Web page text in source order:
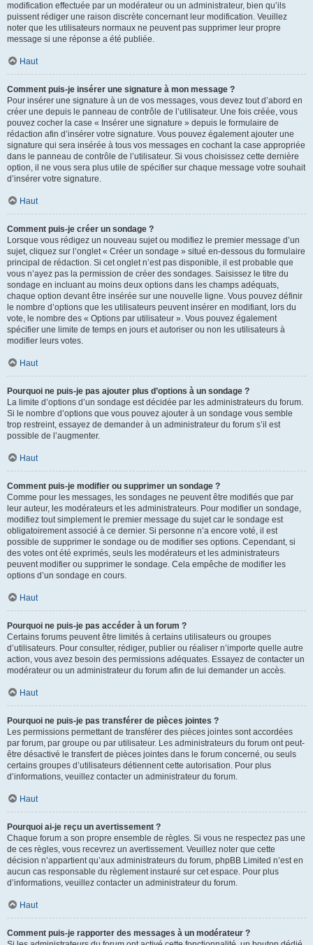
modification effectuée par un modérateur ou un administrateur, bien qu’ils
puissent rédiger une raison discrète concernant leur modification. Veuillez
noter que les utilisateurs normaux ne peuvent pas supprimer leur propre
message si une réponse a été publiée.
Haut
Comment puis-je insérer une signature à mon message ?
Pour insérer une signature à un de vos messages, vous devez tout d’abord en
créer une depuis le panneau de contrôle de l’utilisateur. Une fois créée, vous
pouvez cocher la case « Insérer une signature » depuis le formulaire de
rédaction afin d’insérer votre signature. Vous pouvez également ajouter une
signature qui sera insérée à tous vos messages en cochant la case appropriée
dans le panneau de contrôle de l’utilisateur. Si vous choisissez cette dernière
option, il ne vous sera plus utile de spécifier sur chaque message votre souhait
d’insérer votre signature.
Haut
Comment puis-je créer un sondage ?
Lorsque vous rédigez un nouveau sujet ou modifiez le premier message d’un
sujet, cliquez sur l’onglet « Créer un sondage » situé en-dessous du formulaire
principal de rédaction. Si cet onglet n’est pas disponible, il est probable que
vous n’ayez pas la permission de créer des sondages. Saisissez le titre du
sondage en incluant au moins deux options dans les champs adéquats,
chaque option devant être insérée sur une nouvelle ligne. Vous pouvez définir
le nombre d’options que les utilisateurs peuvent insérer en modifiant, lors du
vote, le nombre des « Options par utilisateur ». Vous pouvez également
spécifier une limite de temps en jours et autoriser ou non les utilisateurs à
modifier leurs votes.
Haut
Pourquoi ne puis-je pas ajouter plus d’options à un sondage ?
La limite d’options d’un sondage est décidée par les administrateurs du forum.
Si le nombre d’options que vous pouvez ajouter à un sondage vous semble
trop restreint, essayez de demander à un administrateur du forum s’il est
possible de l’augmenter.
Haut
Comment puis-je modifier ou supprimer un sondage ?
Comme pour les messages, les sondages ne peuvent être modifiés que par
leur auteur, les modérateurs et les administrateurs. Pour modifier un sondage,
modifiez tout simplement le premier message du sujet car le sondage est
obligatoirement associé à ce dernier. Si personne n’a encore voté, il est
possible de supprimer le sondage ou de modifier ses options. Cependant, si
des votes ont été exprimés, seuls les modérateurs et les administrateurs
peuvent modifier ou supprimer le sondage. Cela empêche de modifier les
options d’un sondage en cours.
Haut
Pourquoi ne puis-je pas accéder à un forum ?
Certains forums peuvent être limités à certains utilisateurs ou groupes
d’utilisateurs. Pour consulter, rédiger, publier ou réaliser n’importe quelle autre
action, vous avez besoin des permissions adéquates. Essayez de contacter un
modérateur ou un administrateur du forum afin de lui demander un accès.
Haut
Pourquoi ne puis-je pas transférer de pièces jointes ?
Les permissions permettant de transférer des pièces jointes sont accordées
par forum, par groupe ou par utilisateur. Les administrateurs du forum ont peut-
être désactivé le transfert de pièces jointes dans le forum concerné, ou seuls
certains groupes d’utilisateurs détiennent cette autorisation. Pour plus
d’informations, veuillez contacter un administrateur du forum.
Haut
Pourquoi ai-je reçu un avertissement ?
Chaque forum a son propre ensemble de règles. Si vous ne respectez pas une
de ces règles, vous recevrez un avertissement. Veuillez noter que cette
décision n’appartient qu’aux administrateurs du forum, phpBB Limited n’est en
aucun cas responsable du règlement instauré sur cet espace. Pour plus
d’informations, veuillez contacter un administrateur du forum.
Haut
Comment puis-je rapporter des messages à un modérateur ?